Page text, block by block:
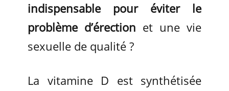
indispensable pour éviter le
problème d’érection et une vie
sexuelle de qualité ?
La vitamine D est synthétisée